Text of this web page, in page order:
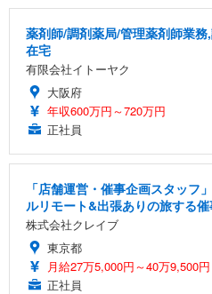
薬剤師/調剤薬局/管理薬剤師業
在宅
有限会社イトーヤク
大阪府
年収600万円～720万円
正社員
「店舗運営・催事企画スタッフ
ルリモート&出張ありの旅する
株式会社クレイブ
東京都
月給27万5,000円～40万9,500円
正社員